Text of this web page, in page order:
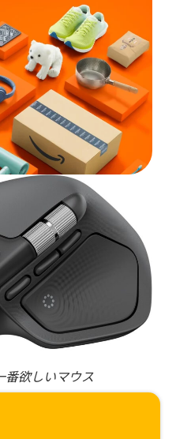
番欲しいマウス